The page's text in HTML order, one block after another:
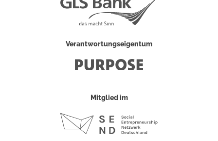
Verantwortungseigentum
Mitglied im